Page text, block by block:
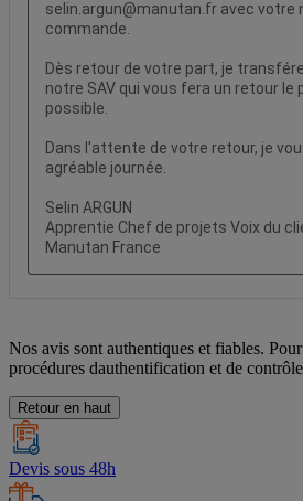
Nos avis sont authentiques et fiables.
procédures dauthentification et de
Retour en haut
Devis sous 48h